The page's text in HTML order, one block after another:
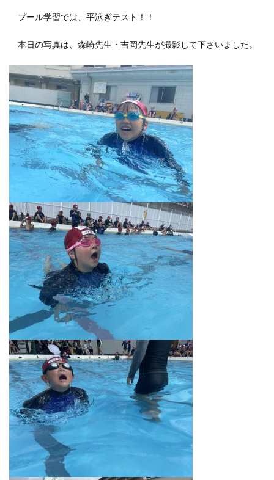
プール学習では、平泳ぎテスト！！
本日の写真は、森崎先生・吉岡先生が撮影して下さいました。